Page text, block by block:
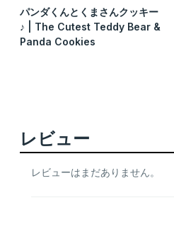
パンダくんとくまさんクッキー
♪ | The Cutest Teddy Bear &
Panda Cookies
レビュー
レビューはまだありません。